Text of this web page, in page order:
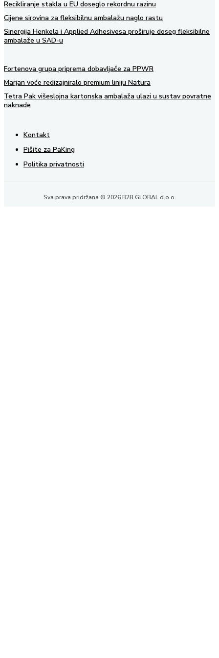
Recikliranje stakla u EU doseglo rekordnu razinu
Cijene sirovina za fleksibilnu ambalažu naglo rastu
Sinergija Henkela i Applied Adhesivesa proširuje doseg fleksibilne
ambalaže u SAD-u
Fortenova grupa priprema dobavljače za PPWR
Marjan voće redizajniralo premium liniju Natura
Tetra Pak višeslojna kartonska ambalaža ulazi u sustav povratne
naknade
Kontakt
Pišite za PaKing
Politika privatnosti
Sva prava pridržana © 2026 B2B GLOBAL d.o.o.